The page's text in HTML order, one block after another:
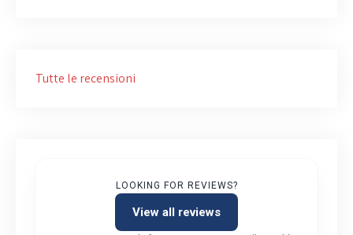
Tutte le recensioni
LOOKING FOR REVIEWS?
View all reviews